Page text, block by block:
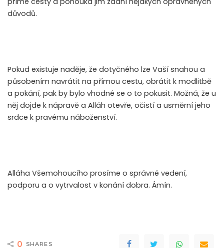
důvodů.
Pokud existuje naděje, že dotyčného lze Vaší snahou a
působením navrátit na přímou cestu, obrátit k modlitbě
a pokání, pak by bylo vhodné se o to pokusit. Možná, že u
něj dojde k nápravě a Alláh otevře, očistí a usměrní jeho
srdce k pravému náboženství.
Alláha Všemohoucího prosíme o správné vedení,
podporu a o vytrvalost v konání dobra. Ámín.
0 SHARES